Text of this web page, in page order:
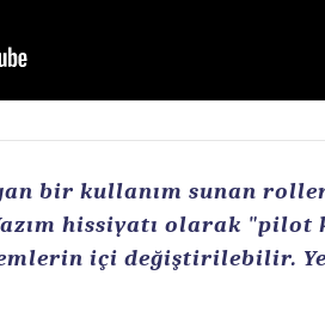
bir kullanım sunan
hissiyatı olarak "pilot
içi değiştirilebilir.